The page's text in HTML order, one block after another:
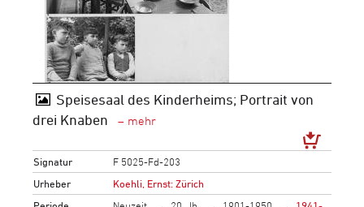
Speisesaal des Kinderheims; Portrait von
drei Knaben
Signatur
F 5025-Fd-203
Urheber
Koehli, Ernst: Zürich